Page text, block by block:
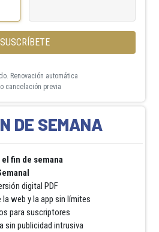
SUSCRÍBETE
Renovación automática
cancelación previa
DE SEMANA
fin de semana
digital PDF
web y la app sin límites
para suscriptores
sin publicidad intrusiva